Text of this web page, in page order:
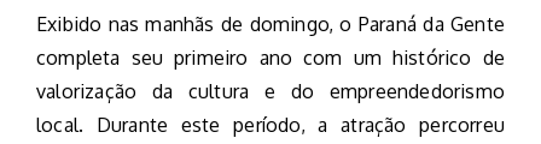
Exibido nas manhãs de domingo, o Paraná da Gente
completa seu primeiro ano com um histórico de
valorização da cultura e do empreendedorismo
local. Durante este período, a atração percorreu